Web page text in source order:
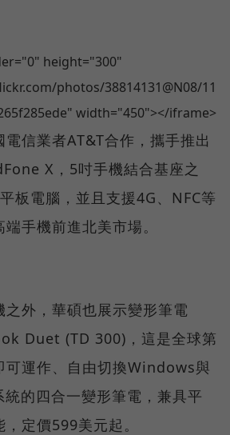
height="300"
photos/38814131@N08/11
width="450"></iframe>
電信業者AT&T合作，攜手推出
X，5吋手機結合基座之
板電腦，並且支援4G、NFC等
手機前進北美市場。
之外，華碩也展示變形筆電
Duet (TD 300)，這是全球第
可運作、自由切換Windows與
的四合一變形筆電，兼具平
定價599美元起。